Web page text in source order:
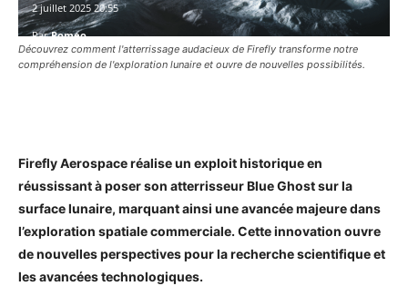
Découvrez comment l'atterrissage audacieux de Firefly transforme notre
compréhension de l'exploration lunaire et ouvre de nouvelles possibilités.
2 juillet 2025 20:55
Par Romeo
Firefly Aerospace réalise un exploit historique en
réussissant à poser son atterrisseur Blue Ghost sur la
surface lunaire, marquant ainsi une avancée majeure dans
l’exploration spatiale commerciale. Cette innovation ouvre
de nouvelles perspectives pour la recherche scientifique et
les avancées technologiques.